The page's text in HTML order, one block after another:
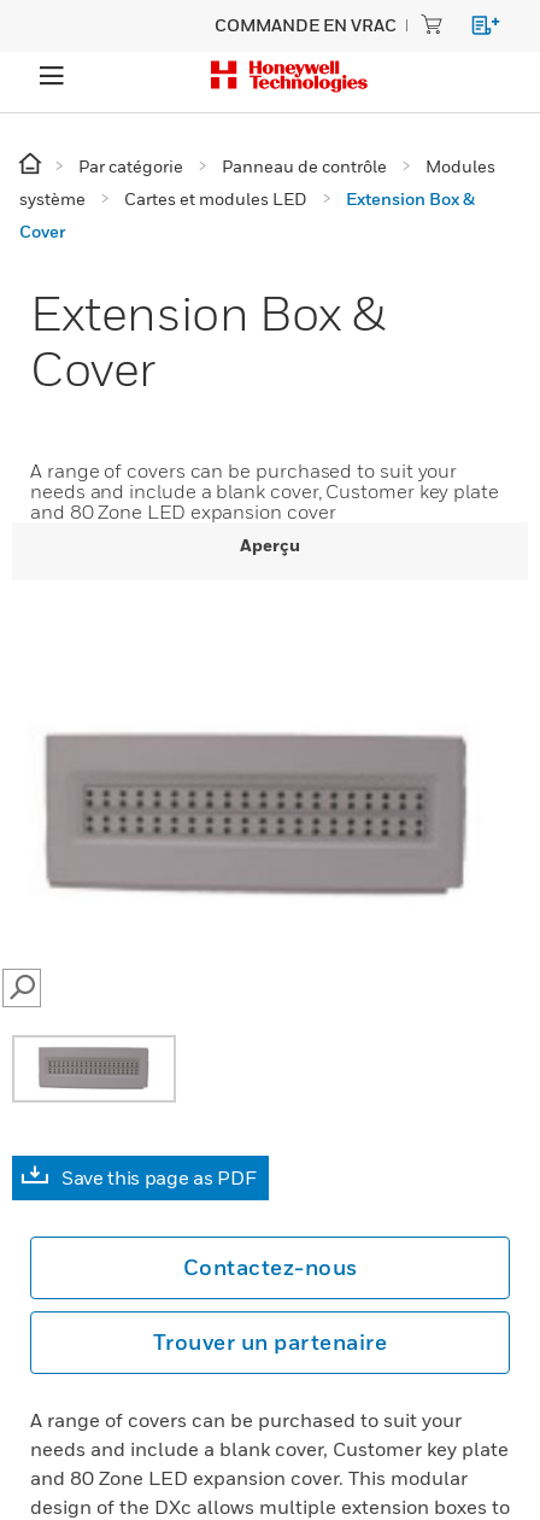
COMMANDE EN VRAC
Par catégorie Panneau de contrôle
Modules
système
Cartes et modules LED
Extension Box &
Cover
Extension Box &
Cover
A range of covers can be purchased to suit your
needs and include a blank cover, Customer key plate
and 80 Zone LED expansion cover
Aperçu
SEARCH
Save this page as PDF
Contactez-nous
Trouver un partenaire
A range of covers can be purchased to suit your
needs and include a blank cover, Customer key plate
and 80 Zone LED expansion cover. This modular
design of the DXc allows multiple extension boxes to